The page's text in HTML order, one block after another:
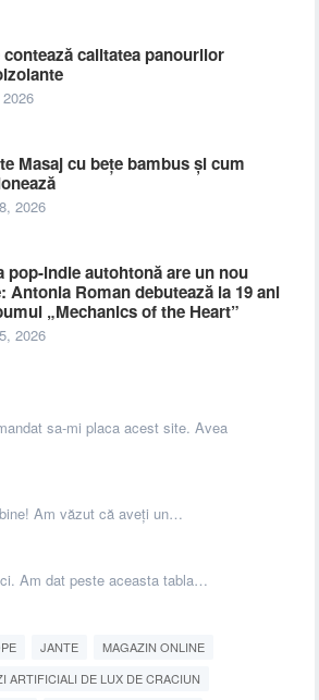
contează calitatea panourilor
Masaj cu bețe bambus și cum
2026
pop-indie autohtonă are un nou
Antonia Roman debutează la 19 ani
„Mechanics of the Heart”
2026
sa-mi placa acest site. Avea
Am văzut că aveți un…
Am dat peste aceasta tabla…
JANTE
MAGAZIN ONLINE
ARTIFICIALI DE LUX DE CRACIUN